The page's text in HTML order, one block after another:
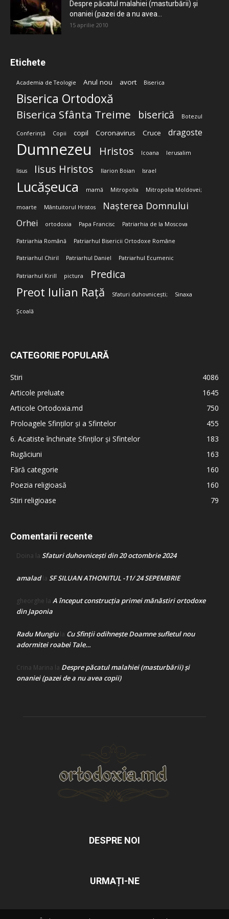
Despre păcatul malahiei (masturbării) şi
onaniei (pazei de a nu avea...
15 aprilie 2010
Etichete
Academia de Teologie Anul nou avort Biserica
Biserica Ortodoxă
Biserica Sfânta Treime biserică Botezul
Conferință Copii copil Coronavirus Cruce dragoste
Dumnezeu Hristos Icoana Ierusalim
Iisus Iisus Hristos Ilarion Boian Israel
Lucășeuca mamă Mitropolia Mitropolia Moldovei;
moarte Mântuitorul Hristos Nașterea Domnului
Orhei ortodoxia Papa Francisc Patriarhia de la Moscova
Patriarhia Română Patriarhul Bisericii Ortodoxe Române
Patriarhul Chiril Patriarhul Daniel Patriarhul Ecumenic
Patriarhul Kirill pictura Predica
Preot Iulian Rață Sfaturi duhovnicești; Sinaxa
Școală
CATEGORIE POPULARĂ
Stiri
4086
Articole preluate
1645
Articole Ortodoxia.md
750
Proloagele Sfinților și a Sfintelor
455
6. Acatiste închinate Sfinților și Sfintelor
183
Rugăciuni
163
Fără categorie
160
Poezia religioasă
160
Stiri religioase
79
Comentarii recente
Doina la Sfaturi duhovnicești din 20 octombrie 2024
amaladla SF SILUAN ATHONITUL -11/ 24 SEPEMBRIE
gheorghe la A început construcţia primei mănăstiri ortodoxe
din Japonia
Radu Mungiula Cu Sfinții odihnește Doamne sufletul nou
adormitei roabei Tale…
Crina Marina la Despre păcatul malahiei (masturbării) şi
onaniei (pazei de a nu avea copii)
DESPRE NOI
URMAȚI-NE